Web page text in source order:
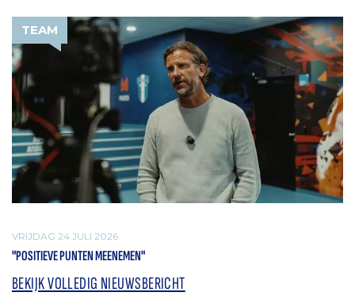
TEAM
VRIJDAG 24 JULI 2026
"POSITIEVE PUNTEN MEENEMEN"
BEKIJK VOLLEDIG NIEUWSBERICHT